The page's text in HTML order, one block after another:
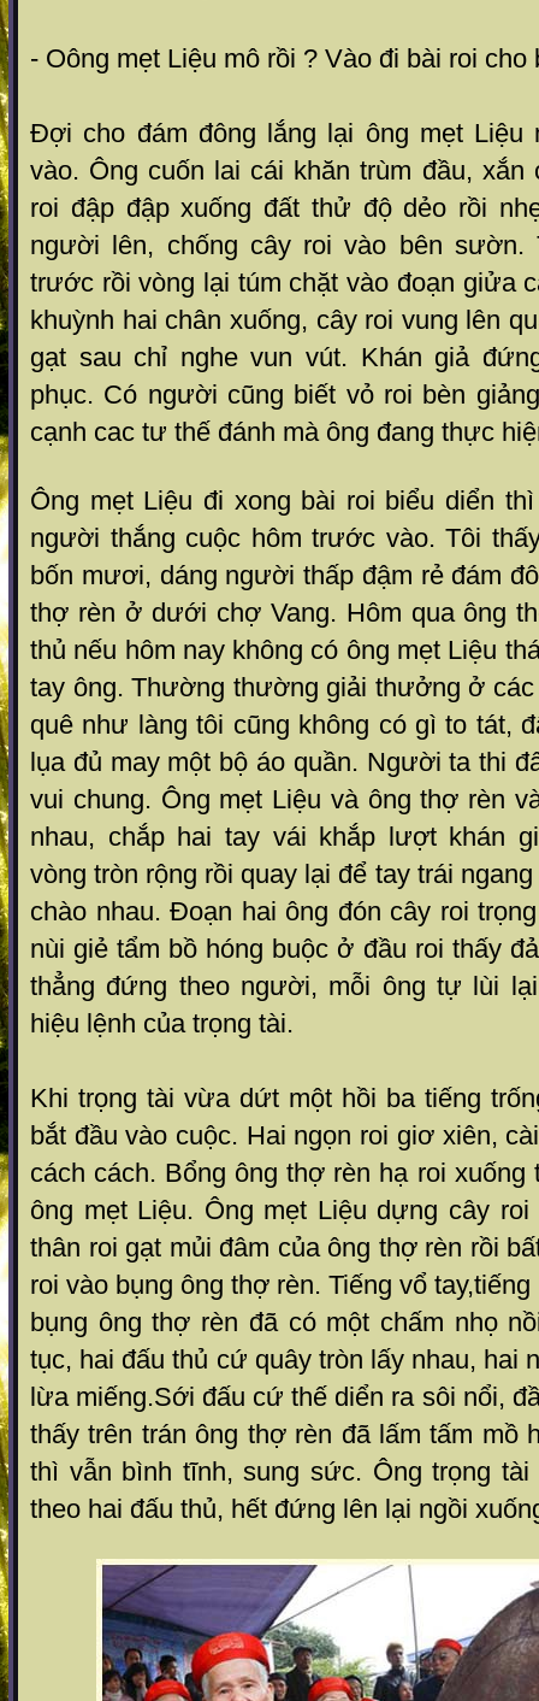
- Oông mẹt Liệu mô rồi ? Vào đi bài roi cho
Đợi cho đám đông lắng lại ông mẹt Liệu
vào. Ông cuốn lai cái khăn trùm đầu, xắn
roi đập đập xuống đất thử độ dẻo rồi
người lên, chống cây roi vào bên sườn.
trước rồi vòng lại túm chặt vào đoạn giửa
khuỳnh hai chân xuống, cây roi vung lên
gạt sau chỉ nghe vun vút. Khán giả
phục. Có người cũng biết vỏ roi bèn
cạnh cac tư thế đánh mà ông đang thực
Ông mẹt Liệu đi xong bài roi biểu diển
người thắng cuộc hôm trước vào. Tôi
bốn mươi, dáng người thấp đậm rẻ đám
thợ rèn ở dưới chợ Vang. Hôm qua ông
thủ nếu hôm nay không có ông mẹt Liệu
tay ông. Thường thường giải thưởng ở các
quê như làng tôi cũng không có gì to tát,
lụa đủ may một bộ áo quần. Người ta thi
vui chung. Ông mẹt Liệu và ông thợ rèn
nhau, chắp hai tay vái khắp lượt khán
vòng tròn rộng rồi quay lại để tay trái
chào nhau. Đoạn hai ông đón cây roi
nùi giẻ tẩm bồ hóng buộc ở đầu roi thấy
thẳng đứng theo người, mỗi ông tự lùi
hiệu lệnh của trọng tài.
Khi trọng tài vừa dứt một hồi ba tiếng
bắt đầu vào cuộc. Hai ngọn roi giơ xiên,
cách cách. Bổng ông thợ rèn hạ roi xuống
ông mẹt Liệu. Ông mẹt Liệu dựng cây
thân roi gạt mủi đâm của ông thợ rèn rồi
roi vào bụng ông thợ rèn. Tiếng vổ
bụng ông thợ rèn đã có một chấm nhọ
tục, hai đấu thủ cứ quây tròn lấy nhau, hai
lừa miếng.Sới đấu cứ thế diển ra sôi nổi,
thấy trên trán ông thợ rèn đã lấm tấm mồ
thì vẫn bình tĩnh, sung sức. Ông trọng tài
theo hai đấu thủ, hết đứng lên lại ngồi